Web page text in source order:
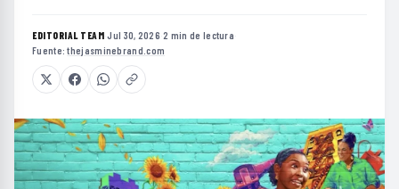
EDITORIAL TEAM·Jul 30, 2026·2 min de lectura·
Fuente:thejasminebrand.com